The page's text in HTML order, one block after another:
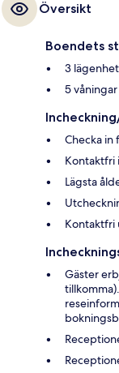
Översikt
Boendets
3
5 våningar
Checka in
Kontaktfri
Lägsta
Kontaktfri
Gäster